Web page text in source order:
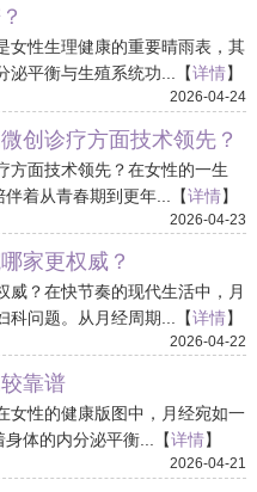
女性生理健康的重要晴雨表，其
泌平衡与生殖系统功...【详情】
2026-04-24
创诊疗方面技术领先？
方面技术领先？在女性的一生
伴着从青春期到更年...【详情】
2026-04-23
家更权威？
威？在快节奏的现代生活中，月
科问题。从月经周期...【详情】
2026-04-22
靠谱
女性的健康版图中，月经宛如一
身体的内分泌平衡...【详情】
2026-04-21